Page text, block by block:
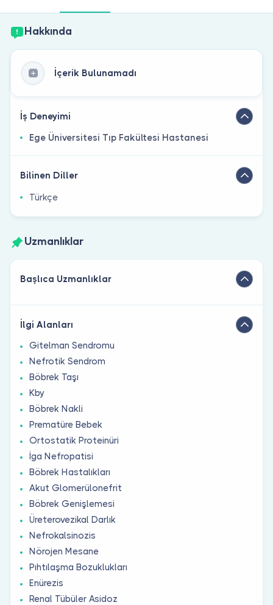
Hakkında
İçerik Bulunamadı
İş Deneyimi
Ege Üniversitesi Tıp Fakültesi Hastanesi
Bilinen Diller
Türkçe
Uzmanlıklar
Başlıca Uzmanlıklar
İlgi Alanları
Gitelman Sendromu
Nefrotik Sendrom
Böbrek Taşı
Kby
Böbrek Nakli
Prematüre Bebek
Ortostatik Proteinüri
İga Nefropatisi
Böbrek Hastalıkları
Akut Glomerülonefrit
Böbrek Genişlemesi
Üreterovezikal Darlık
Nefrokalsinozis
Nörojen Mesane
Pıhtılaşma Bozuklukları
Enürezis
Renal Tübüler Asidoz